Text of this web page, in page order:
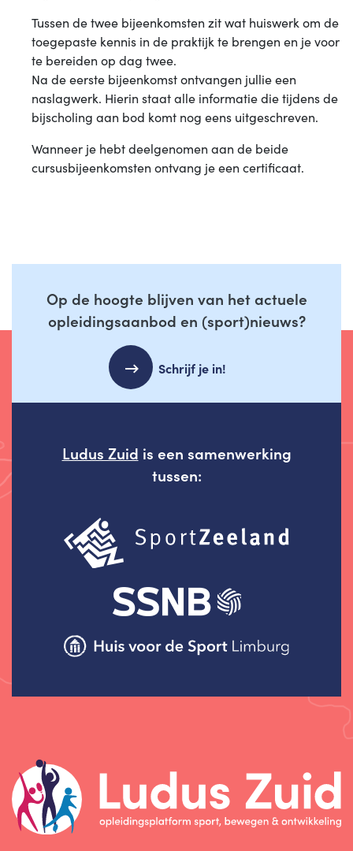
Tussen de twee bijeenkomsten zit wat huiswerk om de
toegepaste kennis in de praktijk te brengen en je voor
te bereiden op dag twee.
Na de eerste bijeenkomst ontvangen jullie een
naslagwerk. Hierin staat alle informatie die tijdens de
bijscholing aan bod komt nog eens uitgeschreven.
Wanneer je hebt deelgenomen aan de beide
cursusbijeenkomsten ontvang je een certificaat.
Op de hoogte blijven van het actuele
opleidingsaanbod en (sport)nieuws?
Schrijf je in!
Ludus Zuid is een samenwerking
tussen: